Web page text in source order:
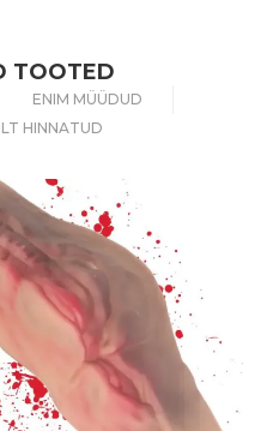
TOOTED
ENIM MÜÜDUD
HINNATUD